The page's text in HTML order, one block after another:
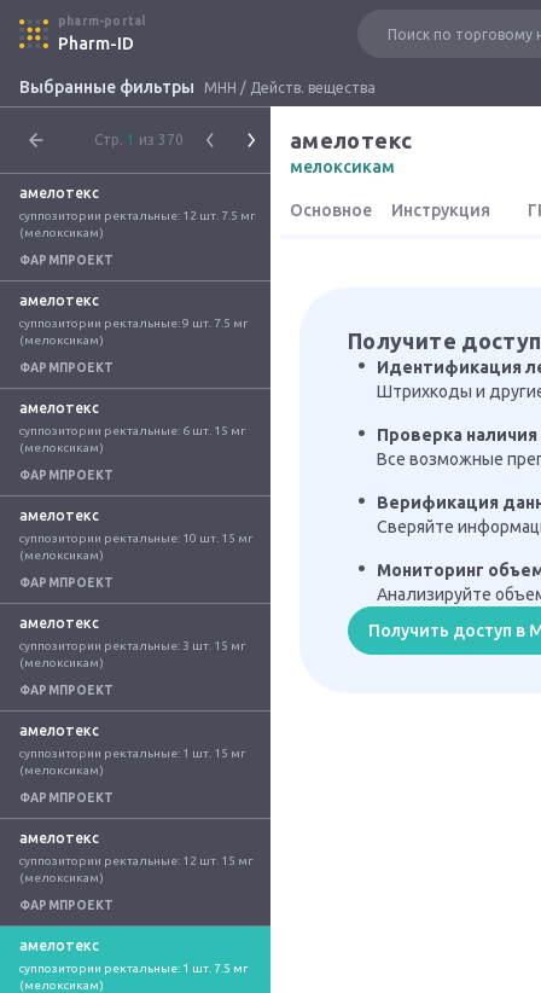
pharm-portal
Pharm-ID
Выбранные фильтры МНН / Действ. вещества
Стр. 1 из 370
амелотекс
суппозитории ректальные: 12 шт. 7.5 мг
(мелоксикам)
ФАРМПРОЕКТ
амелотекс
суппозитории ректальные: 9 шт. 7.5 мг
(мелоксикам)
ФАРМПРОЕКТ
амелотекс
суппозитории ректальные: 6 шт. 15 мг
(мелоксикам)
ФАРМПРОЕКТ
амелотекс
суппозитории ректальные: 10 шт. 15 мг
(мелоксикам)
ФАРМПРОЕКТ
амелотекс
суппозитории ректальные: 3 шт. 15 мг
(мелоксикам)
ФАРМПРОЕКТ
амелотекс
суппозитории ректальные: 1 шт. 15 мг
(мелоксикам)
ФАРМПРОЕКТ
амелотекс
суппозитории ректальные: 12 шт. 15 мг
(мелоксикам)
ФАРМПРОЕКТ
амелотекс
суппозитории ректальные: 1 шт. 7.5 мг
(мелоксикам)
амелотекс
мелоксикам
Основное Инструкция
Получите
Идентификация
Штрихкоды и
Проверка
Все возможные
Верификация
Сверяйте
Мониторинг
Анализируйте
Получить доступ в